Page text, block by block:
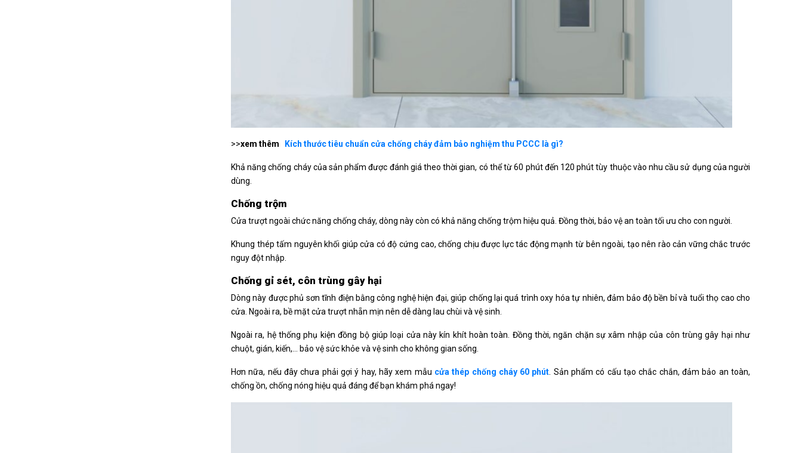
>>xem thêm Kích thước tiêu chuẩn cửa chống cháy đảm bảo nghiệm thu PCCC là gì?
Khả năng chống cháy của sản phẩm được đánh giá theo thời gian, có thể từ 60 phút đến 120 phút tùy thuộc vào nhu cầu sử dụng của người
dùng.
Chống trộm
Cửa trượt ngoài chức năng chống cháy, dòng này còn có khả năng chống trộm hiệu quả. Đồng thời, bảo vệ an toàn tối ưu cho con người.
Khung thép tấm nguyên khối giúp cửa có độ cứng cao, chống chịu được lực tác động mạnh từ bên ngoài, tạo nên rào cản vững chắc trước
nguy đột nhập.
Chống gỉ sét, côn trùng gây hại
Dòng này được phủ sơn tĩnh điện bằng công nghệ hiện đại, giúp chống lại quá trình oxy hóa tự nhiên, đảm bảo độ bền bỉ và tuổi thọ cao cho
cửa. Ngoài ra, bề mặt cửa trượt nhẵn mịn nên dễ dàng lau chùi và vệ sinh.
Ngoài ra, hệ thống phụ kiện đồng bộ giúp loại cửa này kín khít hoàn toàn. Đồng thời, ngăn chặn sự xâm nhập của côn trùng gây hại như
chuột, gián, kiến,… bảo vệ sức khỏe và vệ sinh cho không gian sống.
Hơn nữa, nếu đây chưa phải gợi ý hay, hãy xem mẫu cửa thép chống cháy 60 phút. Sản phẩm có cấu tạo chắc chắn, đảm bảo an toàn,
chống ồn, chống nóng hiệu quả đáng để bạn khám phá ngay!